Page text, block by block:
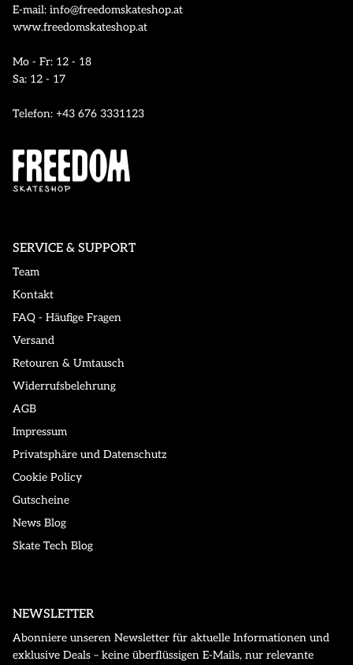
E-mail: info@freedomskateshop.at
www.freedomskateshop.at
Mo - Fr: 12 - 18
Sa: 12 - 17
Telefon: +43 676 3331123
SERVICE & SUPPORT
Team
Kontakt
FAQ - Häufige Fragen
Versand
Retouren & Umtausch
Widerrufsbelehrung
AGB
Impressum
Privatsphäre und Datenschutz
Cookie Policy
Gutscheine
News Blog
Skate Tech Blog
NEWSLETTER
Abonniere unseren Newsletter für aktuelle Informationen und
exklusive Deals – keine überflüssigen E-Mails, nur relevante